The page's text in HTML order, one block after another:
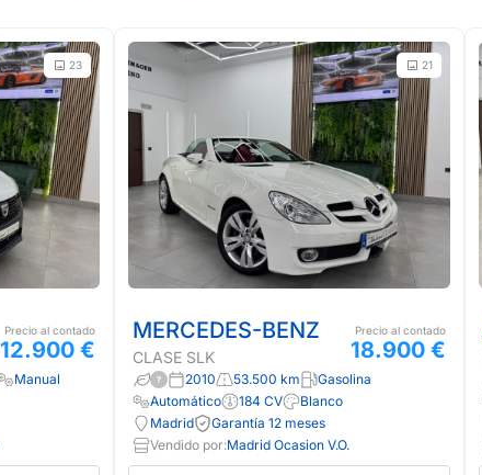
23
Precio al contado
12.900 €
Manual
21
MERCEDES-BENZ
CLASE SLK
Precio al contado
18.900 €
2010 53.500 km
Gasolina
Automático
184 CV
Blanco
Madrid
Garantía 12 meses
Vendido por:Madrid Ocasion V.O.